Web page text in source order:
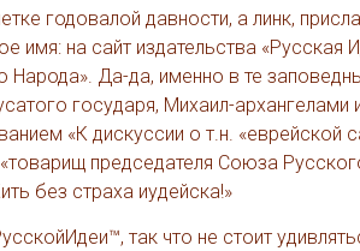
годовалой давности, а линк,
имя: на сайт издательства «Русская
Да-да, именно в те
государя, Михаил-архангелами
«К дискуссии о т.н. «еврейской
председателя Союза
без страха иудейска!»
так что не стоит